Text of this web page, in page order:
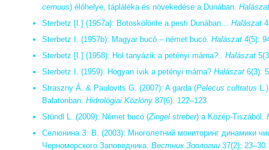
cernuus) élőhelye, tápláléka és növekedése a Dunában. Halászat
Sterbetz [I.] (1957a): Botoskölönte a pesti Dunában… Halászat
Sterbetz I. (1957b): Magyar bucó – német bucó. Halászat 4(5):
Sterbetz [I.] (1958): Hol tanyázik a petényi márna?.. Halászat
Sterbetz I. (1959): Hogyan ívik a petényi márna? Halászat 6(3):
Straszny Á. & Paulovits G. (2007): A garda (Pelecus cultratus
Balatonban. Hidrológiai Közlöny 87(6): 122–123.
Stündl L. (2009): Német bucó (Zingel streber) a Közép-Tiszából.
Селюнина З. В. (2003): Многолетний мониторинг динамики
Черноморского Заповедника. Вестник Зоологии 37(2): 23–30.